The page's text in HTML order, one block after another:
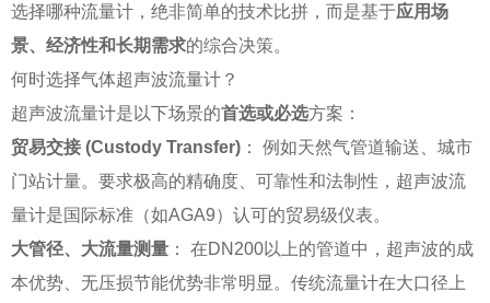
选择哪种流量计，绝非简单的技术比拼，而是基于应用场
景、经济性和长期需求的综合决策。
何时选择气体超声波流量计？
超声波流量计是以下场景的首选或必选方案：
贸易交接 (Custody Transfer) ： 例如天然气管道输送、城市
门站计量。要求极高的精确度、可靠性和法制性，超声波流
量计是国际标准（如AGA9）认可的贸易级仪表。
大管径、大流量测量 ： 在DN200以上的管道中，超声波的成
本优势、无压损节能优势非常明显。传统流量计在大口径上